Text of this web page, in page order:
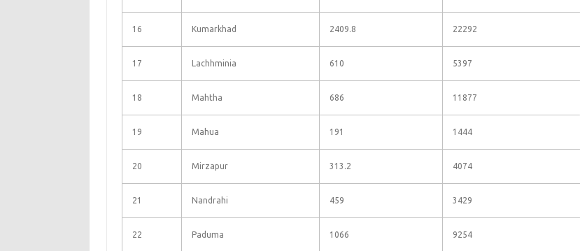
16 Kumarkhad 2409.8 22292
17 Lachhminia 610 5397
18 Mahtha 686 11877
19 Mahua 191 1444
20 Mirzapur 313.2 4074
21 Nandrahi 459 3429
22 Paduma 1066 9254